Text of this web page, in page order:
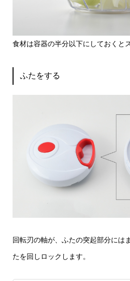
食材は容器の半分以下にしておくと
ふたをする
回転刃の軸が、ふたの突起部分には
たを回しロックします。